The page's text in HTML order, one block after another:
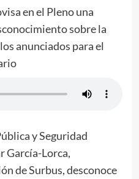
en el Pleno una
sobre la
anunciados para el
y Seguridad
García-Lorca,
de Surbus, desconoce